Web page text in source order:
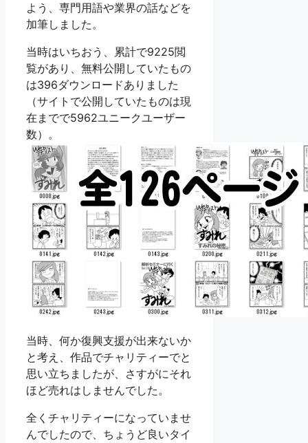
よう、専門用語や業界の話などを
加筆しました。
当時はいちおう、累計で9225閲
覧があり、無料公開していたもの
は396ダウンロードありました
（サイトで公開していたものは現
在までで5962ユニークユーザー
数）。
当時、何か復興支援が出来ないか
と考え、作品でチャリティーでと
思い立ちましたが、さすがにそれ
ほど売れはしませんでした。
全くチャリティーになっていませ
んでしたので、ちょうど良いタイ